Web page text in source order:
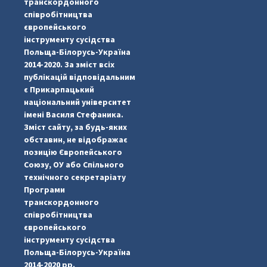
#PipIvanToday
pimrec_project
співробітництва
європейського
інструменту сусідства
Польща-Білорусь-Україна
2014-2020. За зміст всіх
публікацій відповідальним
є Прикарпацький
національний університет
імені Василя Стефаника.
Зміст сайту, за будь-яких
обставин, не відображає
позицію Європейського
Союзу, ОУ або Спільного
технічного секретаріату
Програми
транскордонного
співробітництва
європейського
інструменту сусідства
Польща-Білорусь-Україна
2014-2020 рр.